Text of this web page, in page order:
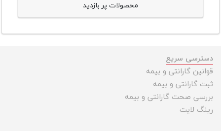
محصولات پر بازدید
دسترسی سریع
قوانین گارانتی و بیمه
ثبت گارانتی و بیمه
بررسی صحت گارانتی و بیمه
رینگ لایت